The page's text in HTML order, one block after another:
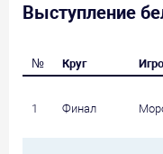
Выступление
№ Круг
1 Финал